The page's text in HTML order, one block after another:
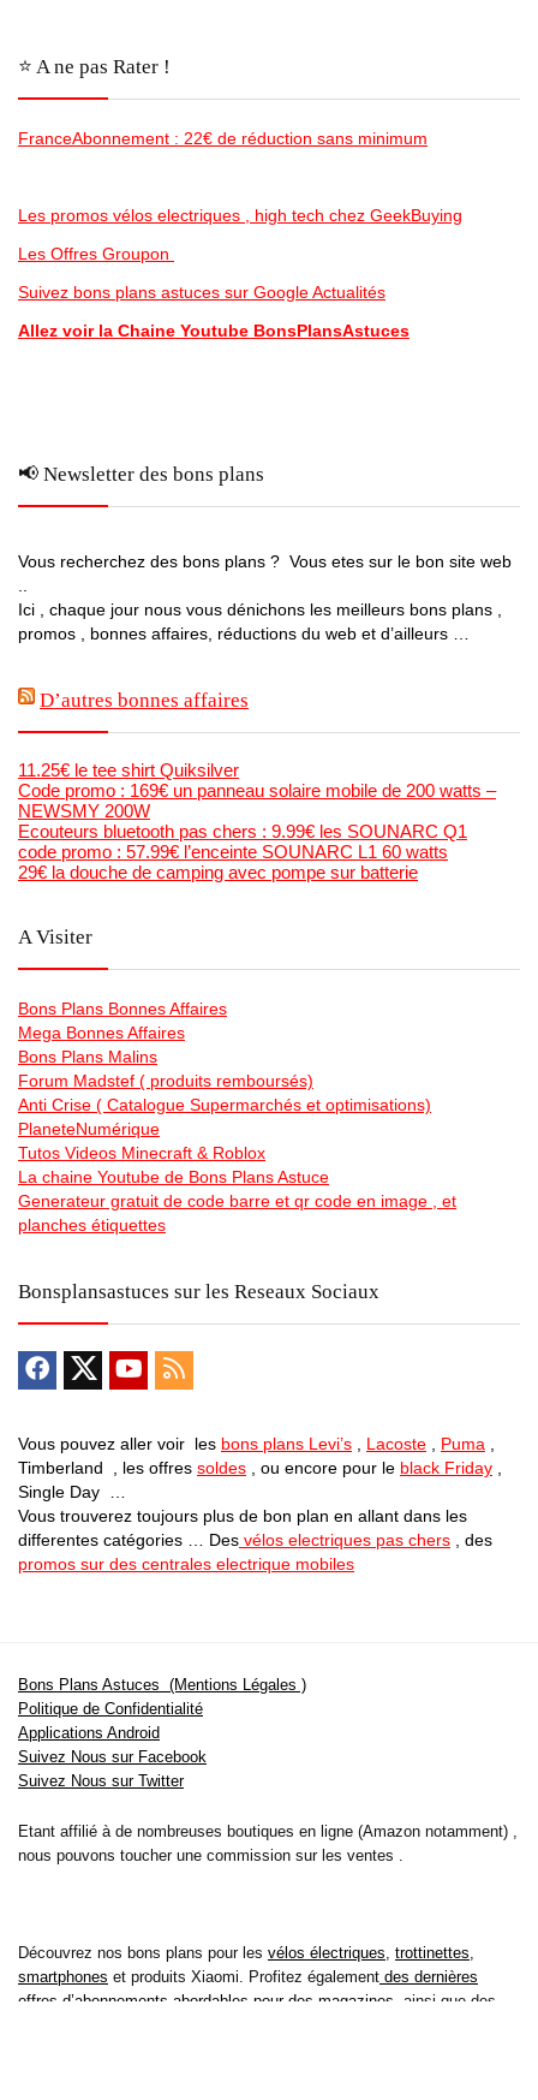
⭐️ A ne pas Rater !
FranceAbonnement : 22€ de réduction sans minimum
Les promos vélos electriques , high tech chez GeekBuying
Les Offres Groupon
Suivez bons plans astuces sur Google Actualités
Allez voir la Chaine Youtube BonsPlansAstuces
📢 Newsletter des bons plans
Vous recherchez des bons plans ? Vous etes sur le bon site web
..
Ici , chaque jour nous vous dénichons les meilleurs bons plans ,
promos , bonnes affaires, réductions du web et d’ailleurs …
D’autres bonnes affaires
11.25€ le tee shirt Quiksilver
Code promo : 169€ un panneau solaire mobile de 200 watts –
NEWSMY 200W
Ecouteurs bluetooth pas chers : 9.99€ les SOUNARC Q1
code promo : 57.99€ l’enceinte SOUNARC L1 60 watts
29€ la douche de camping avec pompe sur batterie
A Visiter
Bons Plans Bonnes Affaires
Mega Bonnes Affaires
Bons Plans Malins
Forum Madstef ( produits remboursés)
Anti Crise ( Catalogue Supermarchés et optimisations)
PlaneteNumérique
Tutos Videos Minecraft & Roblox
La chaine Youtube de Bons Plans Astuce
Generateur gratuit de code barre et qr code en image , et
planches étiquettes
Bonsplansastuces sur les Reseaux Sociaux
Vous pouvez aller voir les bons plans Levi’s , Lacoste , Puma ,
Timberland , les offres soldes , ou encore pour le black Friday ,
Single Day …
Vous trouverez toujours plus de bon plan en allant dans les
differentes catégories … Des vélos electriques pas chers , des
promos sur des centrales electrique mobiles
Bons Plans Astuces (Mentions Légales )
Politique de Confidentialité
Applications Android
Suivez Nous sur Facebook
Suivez Nous sur Twitter
Etant affilié à de nombreuses boutiques en ligne (Amazon notamment) ,
nous pouvons toucher une commission sur les ventes .
Découvrez nos bons plans pour les vélos électriques, trottinettes,
smartphones et produits Xiaomi. Profitez également des dernières
offres d’abonnements abordables pour des magazines , ainsi que des